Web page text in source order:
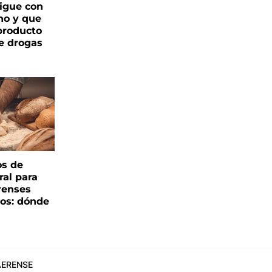
con
y que
drogas
de
para
dónde